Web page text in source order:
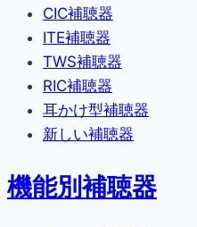
CIC補聴器
ITE補聴器
TWS補聴器
RIC補聴器
耳かけ型補聴器
新しい補聴器
機能別補聴器